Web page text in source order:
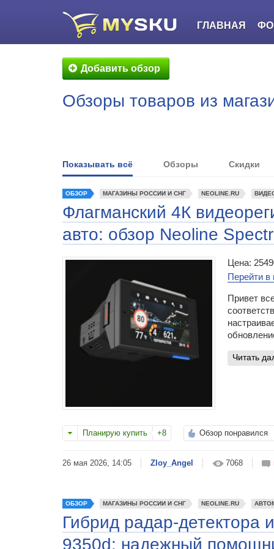
ГЛАВНАЯ
Добавить обзор
Обзоры товаров из
Показывать всё Обзоры Скидки
ОБЗОР МАГАЗИНЫ РОССИИ И СНГ NEOLINE.RU
Флагманский 4К
авто: обзор Neoline
Цена:
Перейти в
Привет
читать
Планирую купить +8 Обзор понравился
26 мая 2026, 14:05 Zloy_Angel 7068
ОБЗОР МАГАЗИНЫ РОССИИ И СНГ NEOLINE.RU
Гибрид радар-детектора
9350d: надежный